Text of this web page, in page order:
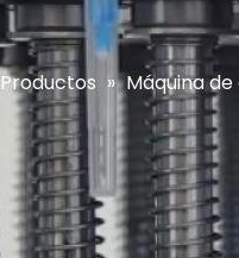
Productos » Máquina